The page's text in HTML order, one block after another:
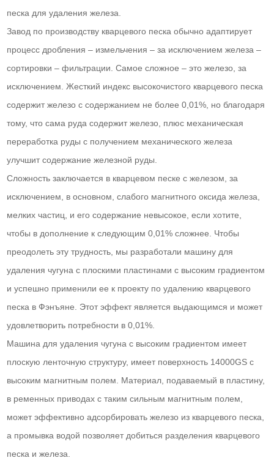
песка для удаления железа.
Завод по производству кварцевого песка обычно адаптирует
процесс дробления – измельчения – за исключением железа –
сортировки – фильтрации. Самое сложное – это железо, за
исключением. Жесткий индекс высокочистого кварцевого песка
содержит железо с содержанием не более 0,01%, но благодаря
тому, что сама руда содержит железо, плюс механическая
переработка руды с получением механического железа
улучшит содержание железной руды.
Сложность заключается в кварцевом песке с железом, за
исключением, в основном, слабого магнитного оксида железа,
мелких частиц, и его содержание невысокое, если хотите,
чтобы в дополнение к следующим 0,01% сложнее. Чтобы
преодолеть эту трудность, мы разработали машину для
удаления чугуна с плоскими пластинами с высоким градиентом
и успешно применили ее к проекту по удалению кварцевого
песка в Фэнъяне. Этот эффект является выдающимся и может
удовлетворить потребности в 0,01%.
Машина для удаления чугуна с высоким градиентом имеет
плоскую ленточную структуру, имеет поверхность 14000GS с
высоким магнитным полем. Материал, подаваемый в пластину,
в ременных приводах с таким сильным магнитным полем,
может эффективно адсорбировать железо из кварцевого песка,
а промывка водой позволяет добиться разделения кварцевого
песка и железа.